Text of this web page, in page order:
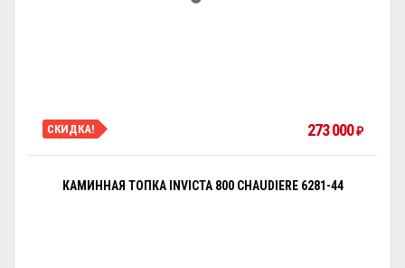
СКИДКА! 273 000₽
КАМИННАЯ ТОПКА INVICTA 800 CHAUDIERE 6281-44